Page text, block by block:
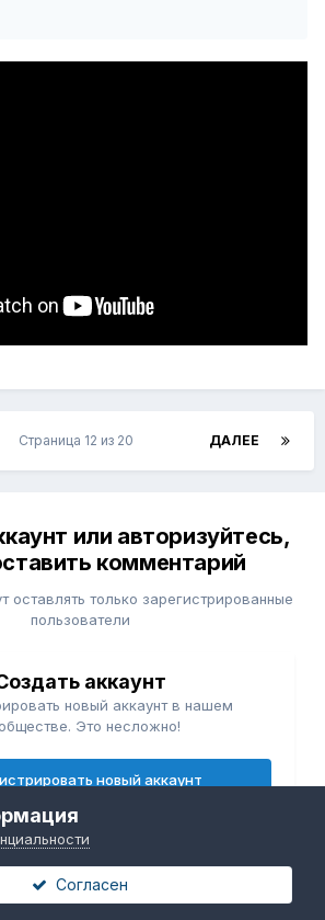
ДАЛЕЕ
Страница 12 из 20
или авторизуйтесь,
комментарий
оставлять только зарегистрированные
пользователи
аккаунт
новый аккаунт в нашем
Это несложно!
новый аккаунт
Войти
Есть аккаунт? Войти.
Согласен